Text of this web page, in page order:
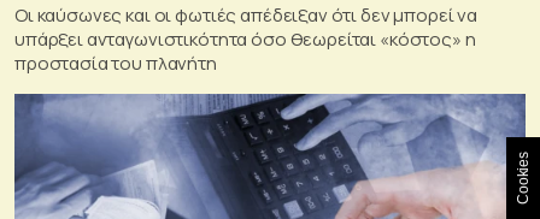
Οι καύσωνες και οι φωτιές απέδειξαν ότι δεν μπορεί να
υπάρξει ανταγωνιστικότητα όσο θεωρείται «κόστος» η
προστασία του πλανήτη
Cookies